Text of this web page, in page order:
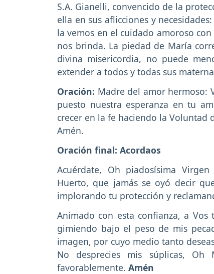
S.A. Gianelli, convencido de la
ella en sus aflicciones y
la vemos en el cuidado amoroso
nos brinda. La piedad de María
divina misericordia, no puede
extender a todos y todas sus
Oración: Madre del amor hermoso:
puesto nuestra esperanza en tu
crecer en la fe haciendo la Voluntad
Amén.
Oración final: Acordaos
Acuérdate, Oh piadosísima
Huerto, que jamás se oyó decir
implorando tu protección y
Animado con esta confianza, a
gimiendo bajo el peso de mis
imagen, por cuyo medio tanto
No desprecies mis súplicas, Oh
favorablemente. Amén